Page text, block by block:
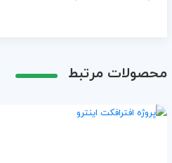
محصولات مرتبط